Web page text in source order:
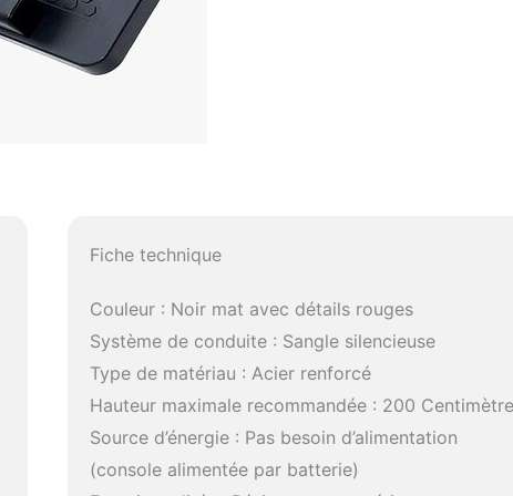
Fiche technique
Couleur : Noir mat avec détails rouges
Système de conduite : Sangle silencieuse
Type de matériau : Acier renforcé
Hauteur maximale recommandée : 200
Source d’énergie : Pas besoin d’alimentation
(console alimentée par batterie)